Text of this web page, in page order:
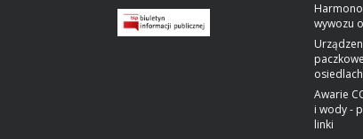
wywozu
Awarie
i wody -
linki